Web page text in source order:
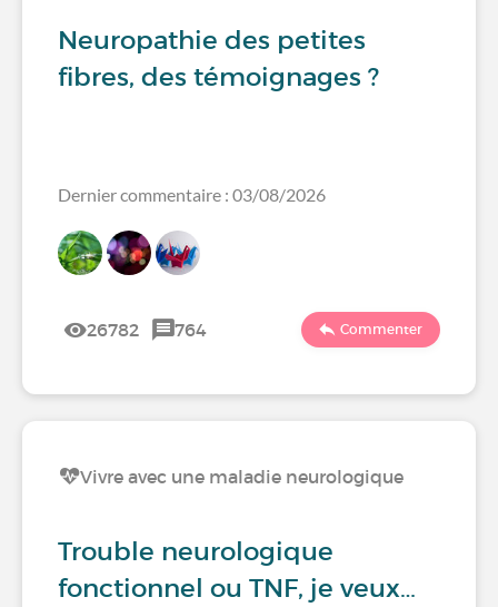
Neuropathie des petites
fibres, des témoignages ?
Dernier commentaire : 03/08/2026
26782 764 Commenter
Vivre avec une maladie neurologique
Trouble neurologique
fonctionnel ou TNF, je veux…